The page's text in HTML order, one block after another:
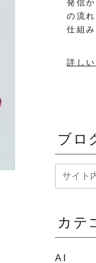
発信
の流
仕組
詳し
ブロ
カテ
AI